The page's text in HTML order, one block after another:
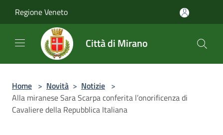
Regione Veneto
Città di Mirano
Home > Novità > Notizie >
Alla miranese Sara Scarpa conferita l’onorificenza di
Cavaliere della Repubblica Italiana